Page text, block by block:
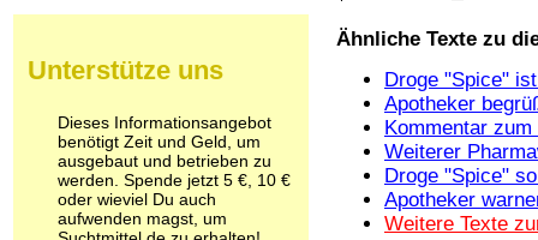
Ähnliche Texte zu
Droge "Spice"
Apotheker
Kommentar
Weiterer
Droge "Spice"
Apotheker
Weitere Texte
Muskatnuss
Opium
Pilze
Poppers
Psychopharmaka
Schlafmittel
Schmerzmittel
Unterstütze uns
Dieses Informationsangebot
benötigt Zeit und Geld, um
ausgebaut und betrieben zu
werden. Spende jetzt 5 €, 10 €
oder wieviel Du auch
aufwenden magst, um